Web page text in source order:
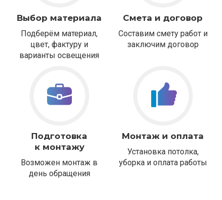
Выбор материала
Подберём материал,
цвет, фактуру и
варианты освещения
Смета и договор
Составим смету работ и
заключим договор
Подготовка
к монтажу
Возможен монтаж в
день обращения
Монтаж и оплата
Установка потолка,
уборка и оплата работы